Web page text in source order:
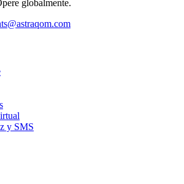
globalmente.
y SMS